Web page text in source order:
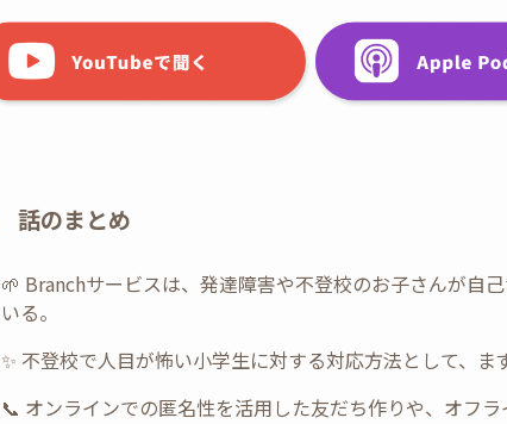
話のまとめ
🌱 Branchサービスは、発達障害や不登校のお子さんが自
いる。
✨ 不登校で人目が怖い小学生に対する対応方法として、ま
📞 オンラインでの匿名性を活用した友だち作りや、オフ